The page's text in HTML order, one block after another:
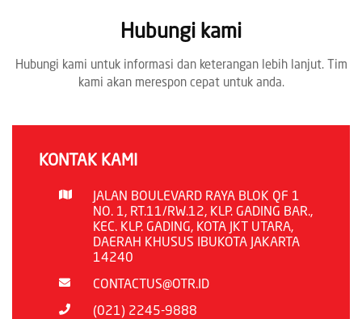
Hubungi kami
Hubungi kami untuk informasi dan keterangan lebih lanjut. Tim
kami akan merespon cepat untuk anda.
KONTAK KAMI
JALAN BOULEVARD RAYA BLOK QF 1
NO. 1, RT.11/RW.12, KLP. GADING BAR.,
KEC. KLP. GADING, KOTA JKT UTARA,
DAERAH KHUSUS IBUKOTA JAKARTA
14240
CONTACTUS@OTR.ID
(021) 2245-9888